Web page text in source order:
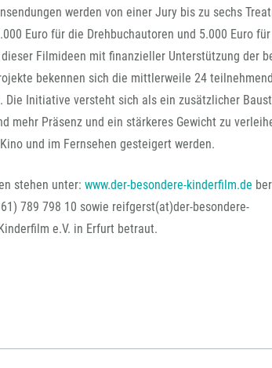
werden von einer Jury bis zu sechs
Euro für die Drehbuchautoren und 5.000 Euro
Filmideen mit finanzieller Unterstützung der
bekennen sich die mittlerweile 24
Initiative versteht sich als ein zusätzlicher
mehr Präsenz und ein stärkeres Gewicht zu
und im Fernsehen gesteigert werden.
stehen unter: www.der-besondere-kinderfilm.de
789 798 10 sowie reifgerst(at)der-besondere-
e.V. in Erfurt betraut.